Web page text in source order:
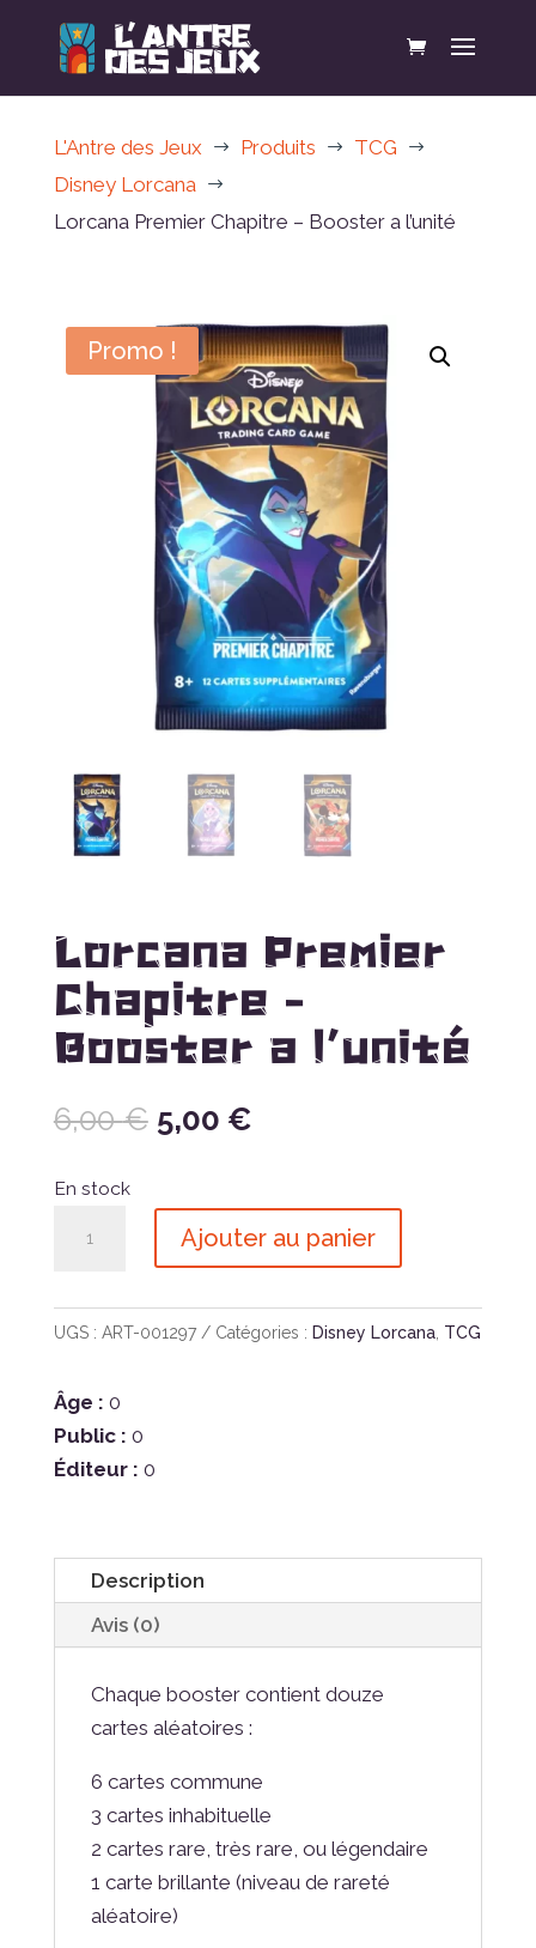
L'Antre des Jeux $ Produits $ TCG $
Disney Lorcana $
Lorcana Premier Chapitre – Booster a l’unité
Promo !
Lorcana Premier
Chapitre –
Booster a l’unité
6,00€ Le
était :
6,00 €.
5,00 €Le
est :
5,00 €.
En stock
Premier
-
Booster
a
Ajouter au panier
UGS : ART-001297 Catégories : Disney Lorcana, TCG
Âge : 0
Public : 0
Éditeur : 0
Description
Avis (0)
Chaque booster contient douze
cartes aléatoires :
6 cartes commune
3 cartes inhabituelle
2 cartes rare, très rare, ou légendaire
1 carte brillante (niveau de rareté
aléatoire)